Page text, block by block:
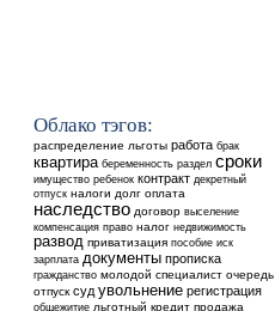
Облако тэгов:
распределение льготы работа брак
квартира беременность раздел сроки
имущество ребенок контракт декретный
отпуск налоги долг оплата
наследство договор выселение
компенсация право налог недвижимость
развод приватизация пособие иск
зарплата документы прописка
гражданство молодой специалист очередь
отпуск суд увольнение регистрация
общежитие льготный кредит продажа